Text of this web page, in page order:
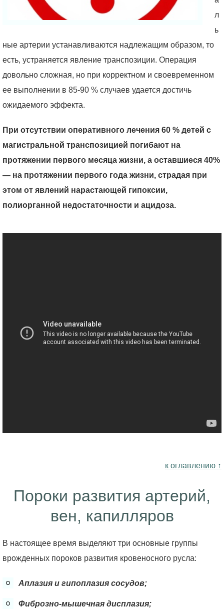
л
ь
ные артерии устанавливаются надлежащим образом, то
есть, устраняется явление транспозиции. Операция
довольно сложная, но при корректном и своевременном
ее выполнении в 85-90 % случаев удается достичь
ожидаемого эффекта.
При отсутствии оперативного лечения 60 % детей с
магистральной транспозицией погибают на
протяжении первого месяца жизни, а оставшиеся 40%
— на протяжении первого года жизни, страдая при
этом от явлений нарастающей гипоксии,
полиорганной недостаточности и ацидоза.
к оглавлению ↑
Пороки развития артерий,
вен, капилляров
В настоящее время выделяют три основные группы
врожденных пороков развития кровеносного русла:
Аплазия и гипоплазия сосудов;
Фиброзно-мышечная дисплазия;